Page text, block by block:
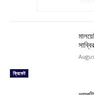
ক্রিকেট